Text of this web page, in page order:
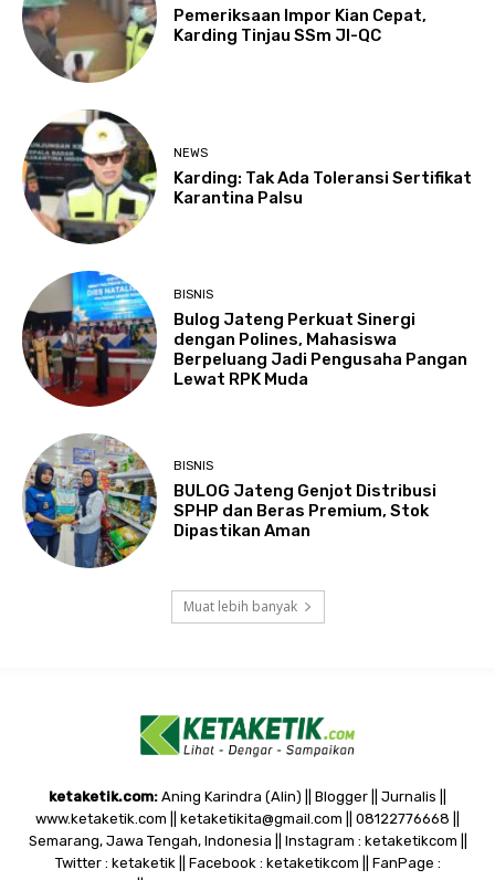
Pemeriksaan Impor Kian Cepat,
Karding Tinjau SSm JI-QC
NEWS
Karding: Tak Ada Toleransi Sertifikat
Karantina Palsu
BISNIS
Bulog Jateng Perkuat Sinergi
dengan Polines, Mahasiswa
Berpeluang Jadi Pengusaha Pangan
Lewat RPK Muda
BISNIS
BULOG Jateng Genjot Distribusi
SPHP dan Beras Premium, Stok
Dipastikan Aman
Muat lebih banyak
ketaketik.com: Aning Karindra (Alin) || Blogger || Jurnalis ||
www.ketaketik.com || ketaketikita@gmail.com || 08122776668 ||
Semarang, Jawa Tengah, Indonesia || Instagram : ketaketikcom ||
Twitter : ketaketik || Facebook : ketaketikcom || FanPage :